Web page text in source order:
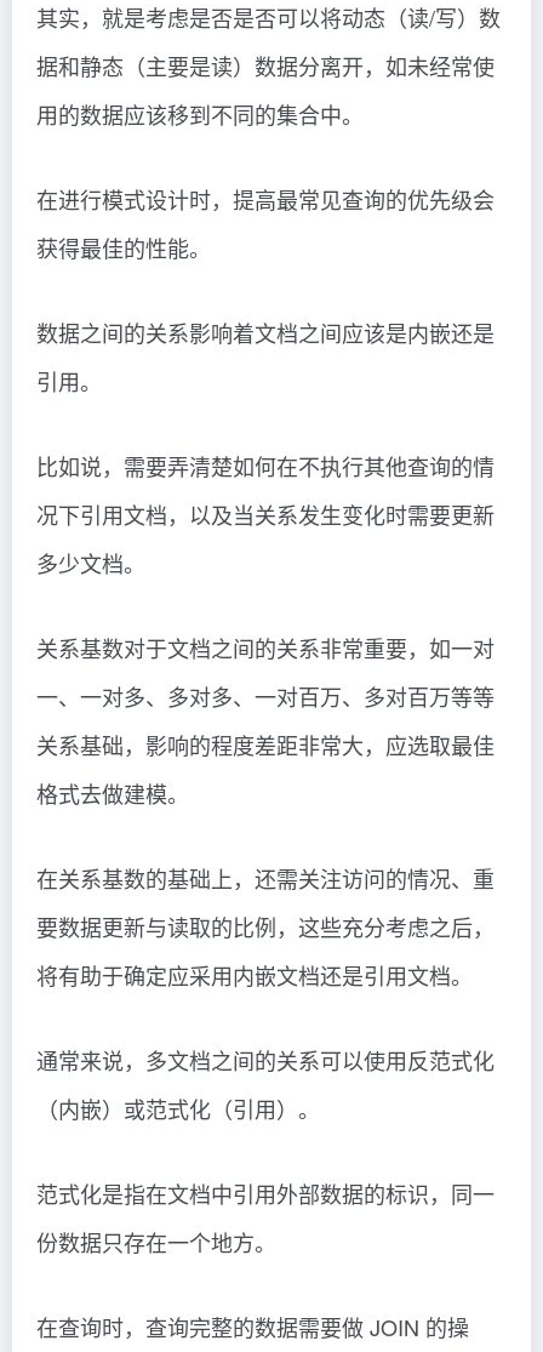
其实，就是考虑是否是否可以将动态（读/写）数
据和静态（主要是读）数据分离开，如未经常使
用的数据应该移到不同的集合中。
在进行模式设计时，提高最常见查询的优先级会
获得最佳的性能。
数据之间的关系影响着文档之间应该是内嵌还是
引用。
比如说，需要弄清楚如何在不执行其他查询的情
况下引用文档，以及当关系发生变化时需要更新
多少文档。
关系基数对于文档之间的关系非常重要，如一对
一、一对多、多对多、一对百万、多对百万等等
关系基础，影响的程度差距非常大，应选取最佳
格式去做建模。
在关系基数的基础上，还需关注访问的情况、重
要数据更新与读取的比例，这些充分考虑之后，
将有助于确定应采用内嵌文档还是引用文档。
通常来说，多文档之间的关系可以使用反范式化
（内嵌）或范式化（引用）。
范式化是指在文档中引用外部数据的标识，同一
份数据只存在一个地方。
在查询时，查询完整的数据需要做 JOIN 的操